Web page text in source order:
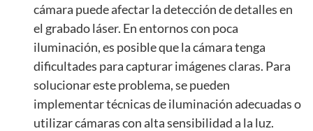
cámara puede afectar la detección de detalles en
el grabado láser. En entornos con poca
iluminación, es posible que la cámara tenga
dificultades para capturar imágenes claras. Para
solucionar este problema, se pueden
implementar técnicas de iluminación adecuadas o
utilizar cámaras con alta sensibilidad a la luz.